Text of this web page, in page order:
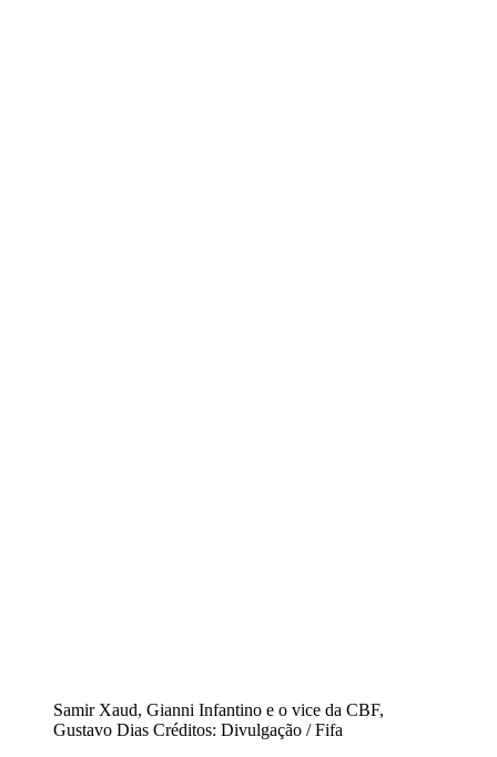
Samir Xaud, Gianni Infantino e o vice da CBF,
Gustavo Dias Créditos: Divulgação / Fifa